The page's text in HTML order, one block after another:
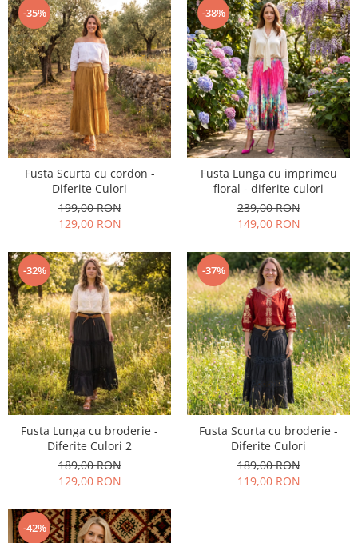
-35%
Fusta Scurta cu cordon -
Diferite Culori
199,00 RON
129,00 RON
-38%
Fusta Lunga cu imprimeu
floral - diferite culori
239,00 RON
149,00 RON
-32%
Fusta Lunga cu broderie -
Diferite Culori 2
189,00 RON
129,00 RON
-37%
Fusta Scurta cu broderie -
Diferite Culori
189,00 RON
119,00 RON
-42%